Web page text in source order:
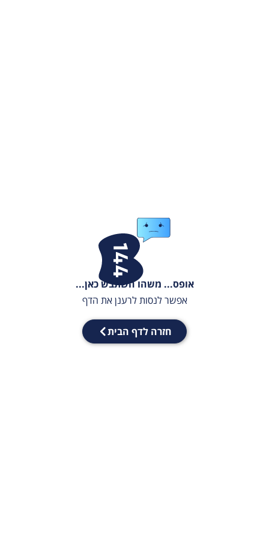
אופס... משהו השתבש כאן...
אפשר לנסות לרענן את הדף
חזרה לדף הבית